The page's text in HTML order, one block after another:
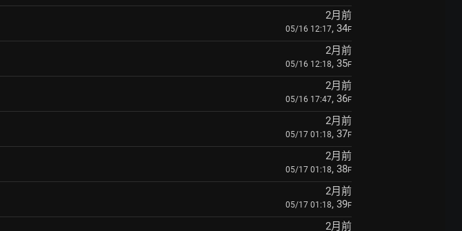
2月前
05/16 12:17, 34F
2月前
05/16 12:18, 35F
2月前
05/16 17:47, 36F
2月前
05/17 01:18, 37F
2月前
05/17 01:18, 38F
2月前
05/17 01:18, 39F
2月前